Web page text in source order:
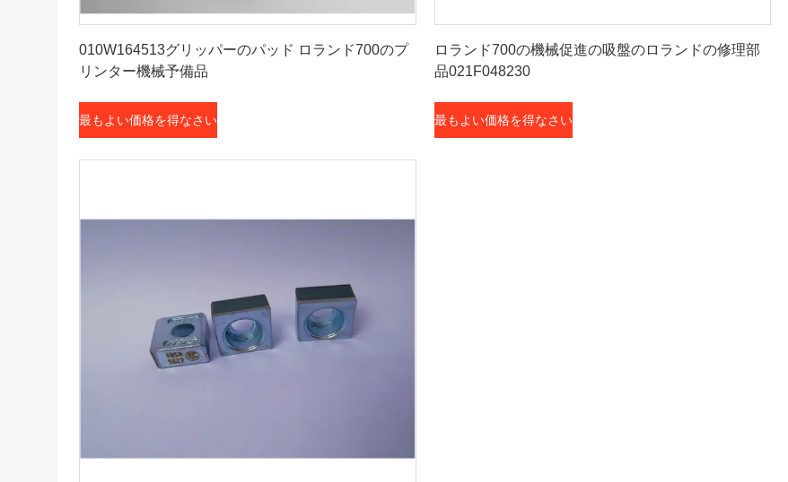
010W164513グリッパーのパッド ロランド700のプ
リンター機械予備品
最もよい価格を得なさい
ロランド700の機械促進の吸盤のロランドの修理部
品021F048230
最もよい価格を得なさい